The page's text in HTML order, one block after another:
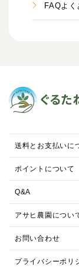
FAQよ
送料とお支払いに
ポイントについて
Q&A
アサヒ農園につい
お問い合わせ
プライバシーポリ